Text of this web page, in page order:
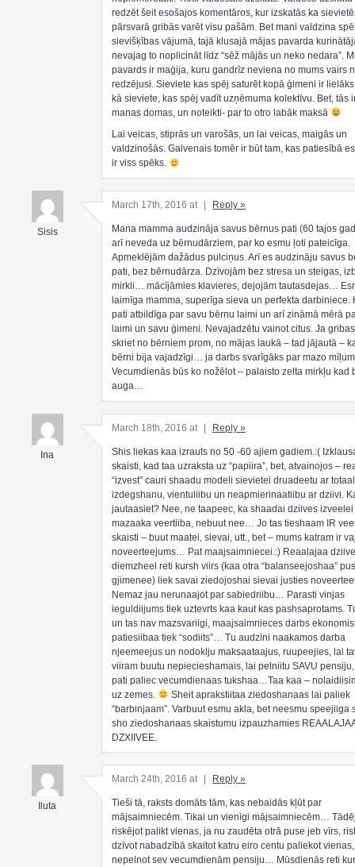
redzēt šeit esošajos komentāros, kur izskatās ka
pārsvarā gribās varēt visu pašām. Bet mani valdzina
sievišķības vājumā, tajā klusajā mājas pavarda
nevajag to noplicināt līdz “sēž mājās un neko nedara”.
pavards ir maģija, kuru gandrīz neviena no mums vairs
redzējusi. Sieviete kas spēj saturēt kopā ģimeni ir
kā sieviete, kas spēj vadīt uzņēmuma kolektīvu. Bet, tās
manas domas, un noteikti- par to otro labāk maksā
Lai veicas, stiprās un varošās, un lai veicas, maigās un
valdzinošās. Galvenais tomēr ir būt tam, kas patiesībā
ir viss spēks.
Sisis
March 17th, 2016 at Reply »
Mana mamma audzināja savus bērnus pati (60 tajos
arī neveda uz bērnudārziem, par ko esmu ļoti pateicīga.
Apmeklējām dažādus pulciņus. Arī es audzināju savus
pati, bez bērnudārza. Dzīvojām bez stresa un steigas,
mirkli… mācījāmies klavieres, dejojām tautasdejas…
laimīga mamma, superīga sieva un perfekta darbiniece.
pati atbildīga par savu bērnu laimi un arī zināmā mērā
laimi un savu ģimeni. Nevajadzētu vainot citus. Ja
skriet no bērniem prom, no mājas laukā – tad jājautā –
bērni bija vajadzīgi… ja darbs svarīgāks par mazo
Vecumdienās būs ko nožēlot – palaisto zelta mirkļu kad
auga…
Ina
March 18th, 2016 at | Reply »
Shis liekas kaa izrauts no 50 -60 ajiem gadiem.:(
skaisti, kad taa uzraksta uz “papiira”, bet, atvainojos –
“izvest” cauri shaadu modeli sievietei druadeetu ar
izdegshanu, vientuliibu un neapmierinaatiibu ar dziivi.
jautaasiet? Nee, ne taapeec, ka shaadai dziives
mazaaka veertiiba, nebuut nee… Jo tas tieshaam IR
skaisti – buut maatei, sievai, utt., bet – mums katram ir
noveerteejums… Pat maajsaimniecei.:) Reaalajaa
diemzheel reti kursh viirs (kaa otra “balanseejoshaa”
gjimenee) liek savai ziedojoshai sievai justies
Nemaz jau nerunaajot par sabiedriibu… Parasti vinjas
ieguldiijums tiek uztevrts kaa kaut kas pashsaprotams.
un tas nav mazsvariigi, maajsaimnieces darbs
patiesiibaa tiek “sodiits”… Tu audzini naakamos darba
njeemeejus un nodoklju maksaataajus, ruupeejies, lai
viiram buutu nepiecieshamais, lai pelniitu SAVU
pati paliec vecumdienaas tukshaa…Taa kaa –
uz zemes.
Sheit aprakstiitaa ziedoshanaas lai paliek
“barbinjaam”. Varbuut esmu akla, bet neesmu speejiiga
sho ziedoshanaas skaistumu izpauzhamies
DZXIIVEE.
Iluta
March 24th, 2016 at Reply »
Tieši tā, raksts domāts tām, kas nebaidās kļūt par
mājsaimniecēm. Tikai un vienīgi mājsaimniecēm…
riskējot palikt vienas, ja nu zaudēta otrā puse jeb vīrs,
dzīvot nabadzībā skaitot katru eiro centu paliekot
nepelnot sev vecumdienām pensiju… Mūsdienās reti